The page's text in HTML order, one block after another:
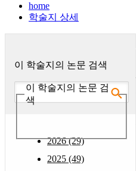
home
학술지 상세
이 학술지의 논문 검색
이 학술지의 논문 검
색
2026 (29)
2025 (49)